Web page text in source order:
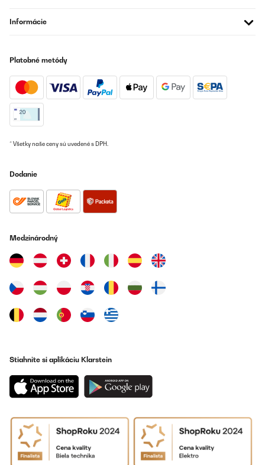
Informácie
Platobné metódy
* Všetky naše ceny sú uvedené s DPH.
Dodanie
Medzinárodný
Stiahnite si aplikáciu Klarstein